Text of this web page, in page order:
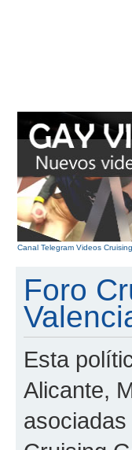
Canal Telegram Videos
Foro
Esta
Alicante,